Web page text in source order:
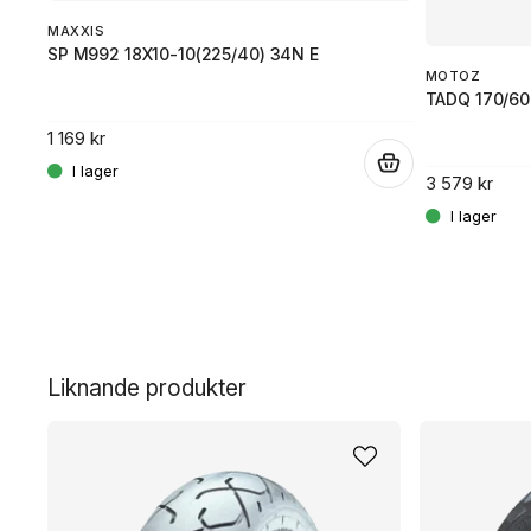
MAXXIS
SP M992 18X10-10(225/40) 34N E
1 169 kr
MOTOZ
TADQ 170/
3 579 kr
Liknande produkter